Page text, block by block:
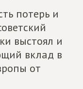
потерь и
выстоял и
вклад в
от